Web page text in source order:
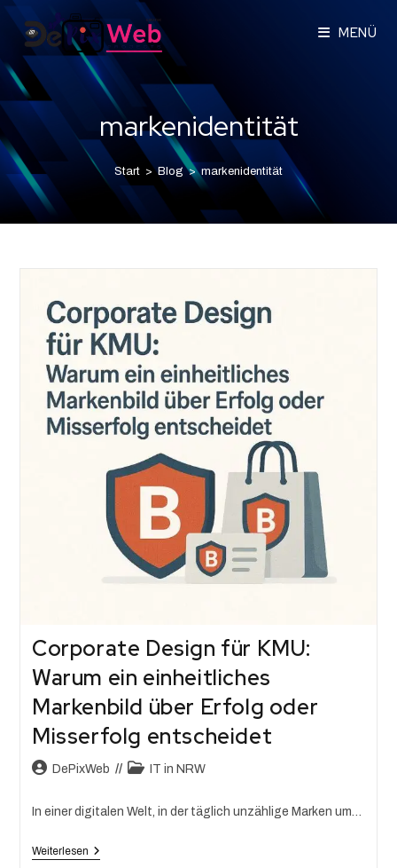
MENÜ
markenidentität
Start > Blog > markenidentität
Corporate Design für KMU:
Warum ein einheitliches
Markenbild über Erfolg oder
Misserfolg entscheidet
DePixWeb IT in NRW
In einer digitalen Welt, in der täglich unzählige Marken um…
Weiterlesen